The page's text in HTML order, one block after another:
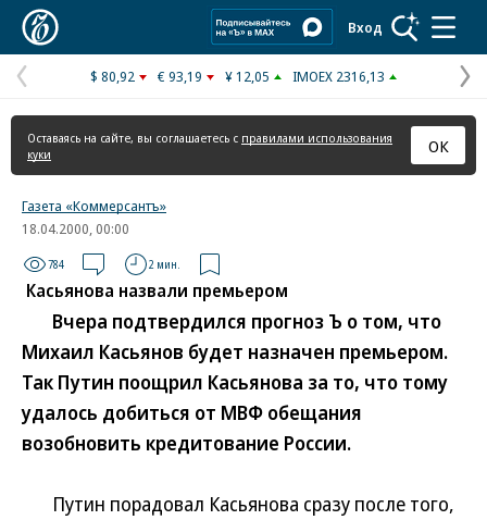
Вход
Предыдущая
страница
$ 80,92 € 93,19 ¥ 12,05 IMOEX 2316,13
Оставаясь на сайте, вы соглашаетесь с правилами использования
куки
ОК
Газета «Коммерсантъ»
18.04.2000, 00:00
784 2 мин.
Касьянова назвали премьером
Вчера подтвердился прогноз Ъ о том, что
Михаил Касьянов будет назначен премьером.
Так Путин поощрил Касьянова за то, что тому
удалось добиться от МВФ обещания
возобновить кредитование России.
Путин порадовал Касьянова сразу после того,